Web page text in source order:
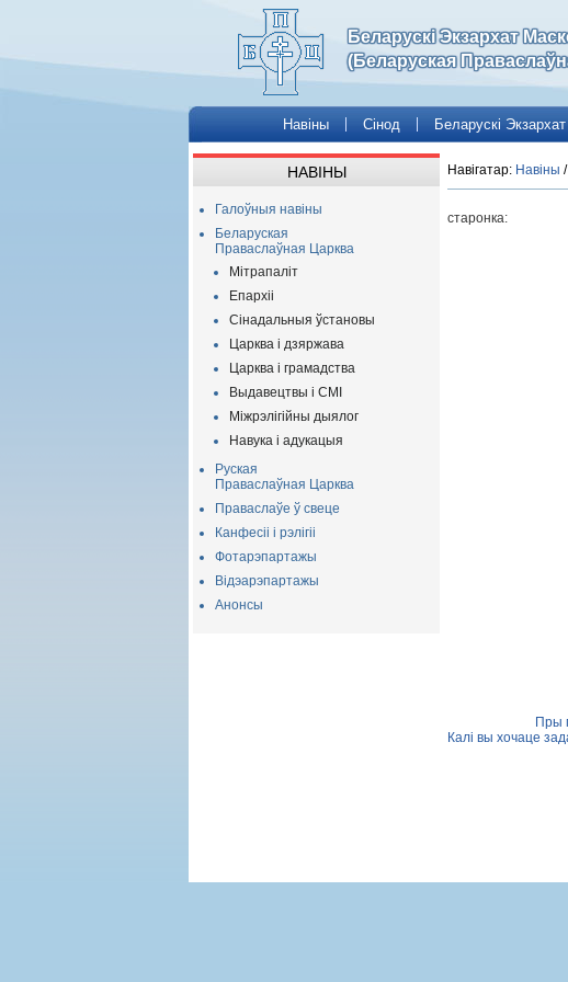
Беларускі Экзархат
(Беларуская
Навіны Сінод Беларускі Экзархат
НАВІНЫ
Галоўныя навіны
Беларуская
Праваслаўная Царква
Мітрапаліт
Епархіі
Сінадальныя ўстановы
Царква і дзяржава
Царква і грамадства
Выдавецтвы і СМІ
Міжрэлігійны дыялог
Навука і адукацыя
Руская
Праваслаўная Царква
Праваслаўе ў свеце
Канфесіі і рэлігіі
Фотарэпартажы
Відэарэпартажы
Анонсы
Навігатар: Навіны /
старонка:
Пры
Калі вы хочаце